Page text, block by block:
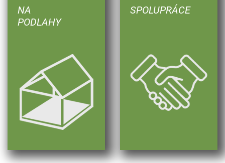
NA
PODLAHY
SPOLUPRÁCE